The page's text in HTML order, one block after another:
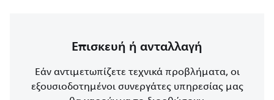
Επισκευή ή ανταλλαγή
Εάν αντιμετωπίζετε τεχνικά προβλήματα, οι
εξουσιοδοτημένοι συνεργάτες υπηρεσίας μας